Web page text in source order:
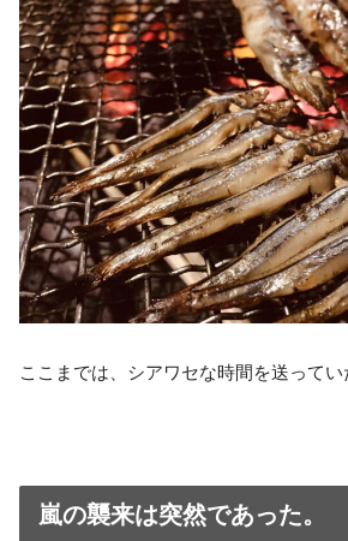
ここまでは、シアワセな時間を送ってい
嵐の襲来は突然であった。